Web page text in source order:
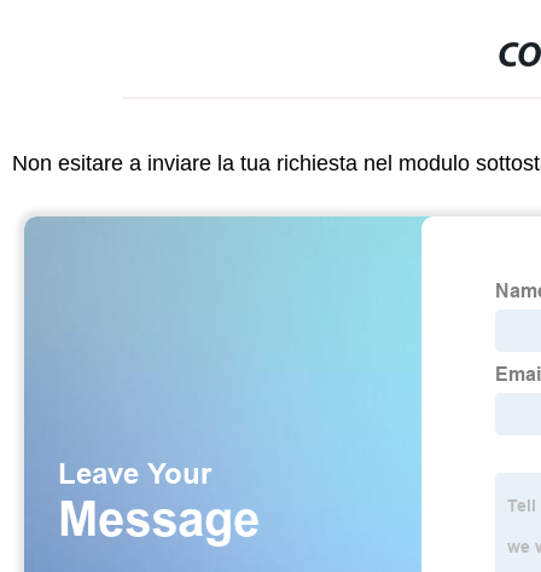
Non esitare a inviare la tua richiesta nel modulo